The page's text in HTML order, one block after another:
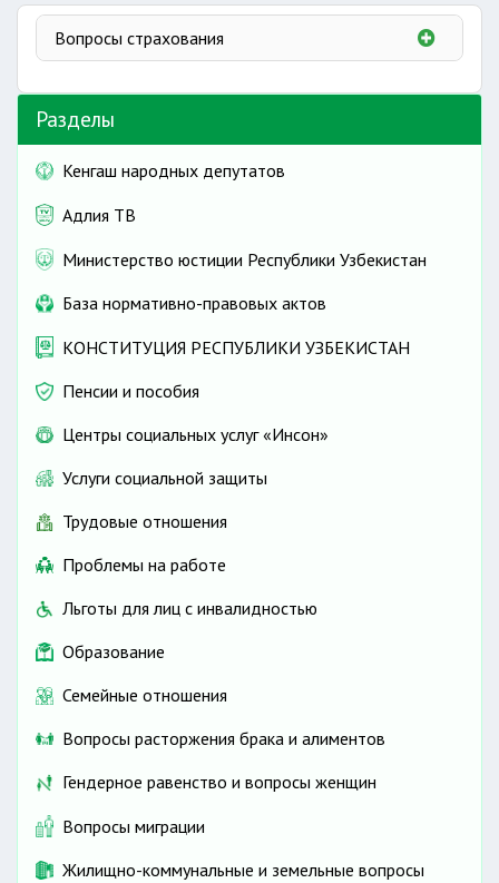
Вопросы страхования
О страховой деятельности
Оформление страховых полисов в электронной
форме
Государственное страхование жизни и здоровья
Страхование ответственности работодателей
Страхование ответственности перевозчиков
ответственности владельцев транспортных
Обязательное страхование строительных рисков
Страхование имущества, переданного в ипотеку
Разделы
Кенгаш народных депутатов
Адлия ТВ
Министерство юстиции Республики Узбекистан
База нормативно-правовых актов
КОНСТИТУЦИЯ РЕСПУБЛИКИ УЗБЕКИСТАН
Пенсии и пособия
Центры социальных услуг «Инсон»
Услуги социальной защиты
Трудовые отношения
Проблемы на работе
Льготы для лиц с инвалидностью
Образование
Семейные отношения
Вопросы расторжения брака и алиментов
Гендерное равенство и вопросы женщин
Вопросы миграции
Жилищно-коммунальные и земельные вопросы